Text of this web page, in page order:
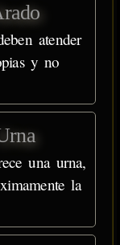
atender
y no
una urna,
la